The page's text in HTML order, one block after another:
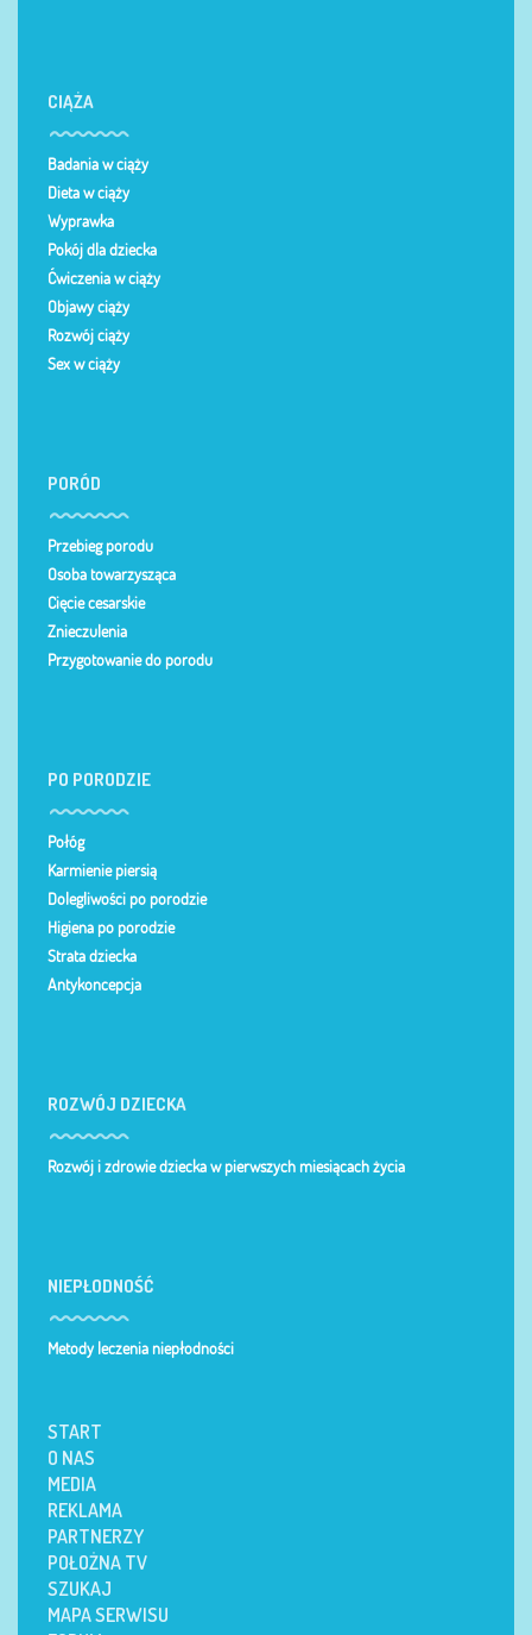
CIĄŻA
Badania w ciąży
Dieta w ciąży
Wyprawka
Pokój dla dziecka
Ćwiczenia w ciąży
Objawy ciąży
Rozwój ciąży
Sex w ciąży
PORÓD
Przebieg porodu
Osoba towarzysząca
Cięcie cesarskie
Znieczulenia
Przygotowanie do porodu
PO PORODZIE
Połóg
Karmienie piersią
Dolegliwości po porodzie
Higiena po porodzie
Strata dziecka
Antykoncepcja
ROZWÓJ DZIECKA
Rozwój i zdrowie dziecka w pierwszych miesiącach życia
NIEPŁODNOŚĆ
Metody leczenia niepłodności
START
O NAS
MEDIA
REKLAMA
PARTNERZY
POŁOŻNA TV
SZUKAJ
MAPA SERWISU